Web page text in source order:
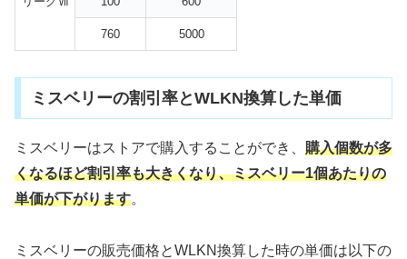
760 5000
ミスベリーの割引率とWLKN換算した単価
ミスベリーはストアで購入することができ、 購入個数が多
くなるほど割引率も大きくなり、ミスベリー1個あたりの
単価が下がります。
ミスベリーの販売価格とWLKN換算した時の単価は以下の